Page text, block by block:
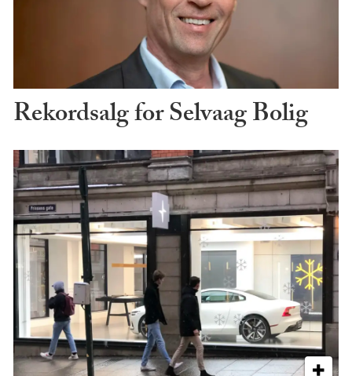
Rekordsalg for Selvaag Bolig